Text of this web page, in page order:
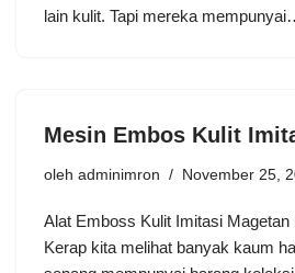
lain kulit. Tapi mereka
Mesin Embos Kulit
oleh adminimron November 25,
Alat Emboss Kulit Imitasi
Kerap kita melihat banyak kaum